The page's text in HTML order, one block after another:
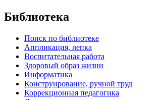
Библиотека
Поиск по библиотеке
Аппликация, лепка
Воспитательная работа
Здоровый образ жизни
Информатика
Конструирование, ручной труд
Коррекционная педагогика